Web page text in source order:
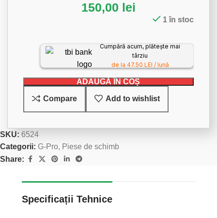
150,00 lei
1 în stoc
ADAUGĂ ÎN COȘ
Cumpără acum, plătește mai
târziu
de la 47.50 LEI / lună
Compare Add to wishlist
SKU: 6524
Categorii: G-Pro, Piese de schimb
Share:
Specificații Tehnice